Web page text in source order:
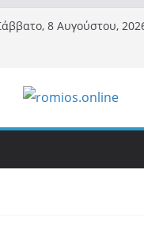
8 Αυγούστου,